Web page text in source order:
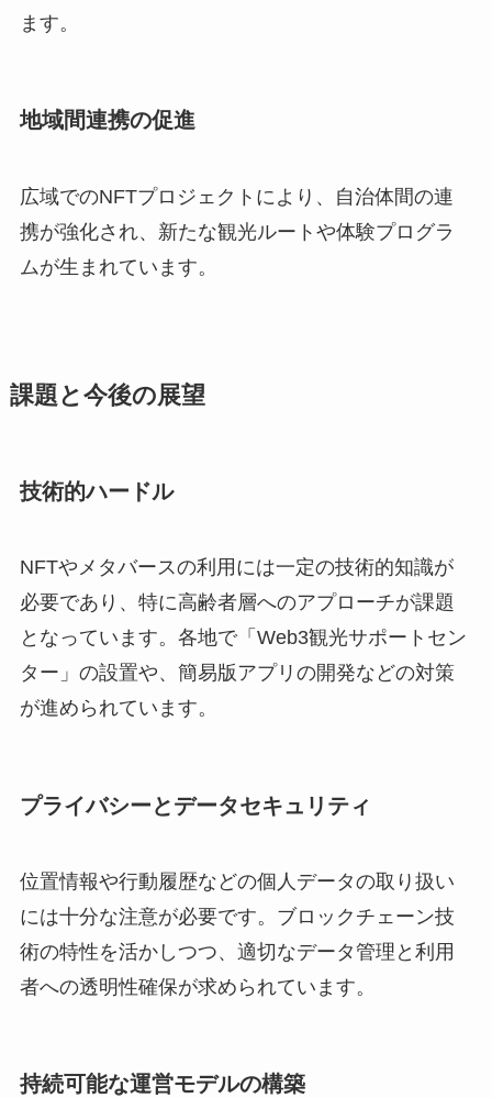
ます。
地域間連携の促進
広域でのNFTプロジェクトにより、自治体間の連
携が強化され、新たな観光ルートや体験プログラ
ムが生まれています。
課題と今後の展望
技術的ハードル
NFTやメタバースの利用には一定の技術的知識が
必要であり、特に高齢者層へのアプローチが課題
となっています。各地で「Web3観光サポートセン
ター」の設置や、簡易版アプリの開発などの対策
が進められています。
プライバシーとデータセキュリティ
位置情報や行動履歴などの個人データの取り扱い
には十分な注意が必要です。ブロックチェーン技
術の特性を活かしつつ、適切なデータ管理と利用
者への透明性確保が求められています。
持続可能な運営モデルの構築